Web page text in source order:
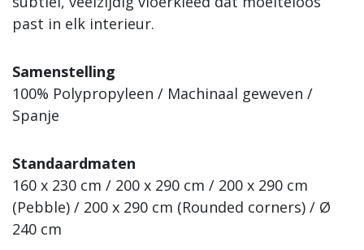
past in elk interieur.
Samenstelling
100% Polypropyleen / Machinaal geweven /
Spanje
Standaardmaten
160 x 230 cm / 200 x 290 cm / 200 x 290 cm
(Pebble) / 200 x 290 cm (Rounded corners) / Ø
240 cm